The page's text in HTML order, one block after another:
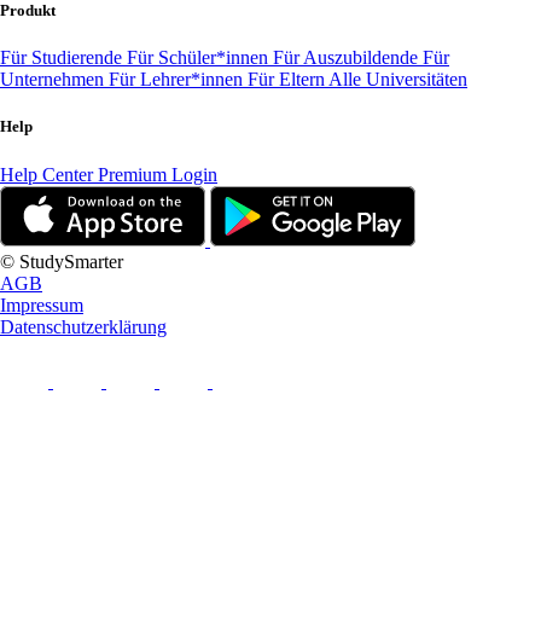
Produkt
Für Studierende Für Schüler*innen Für Auszubildende Für
Unternehmen Für Lehrer*innen Für Eltern Alle Universitäten
Help
Help CenterPremium Login
© StudySmarter
AGB
Impressum
Datenschutzerklärung